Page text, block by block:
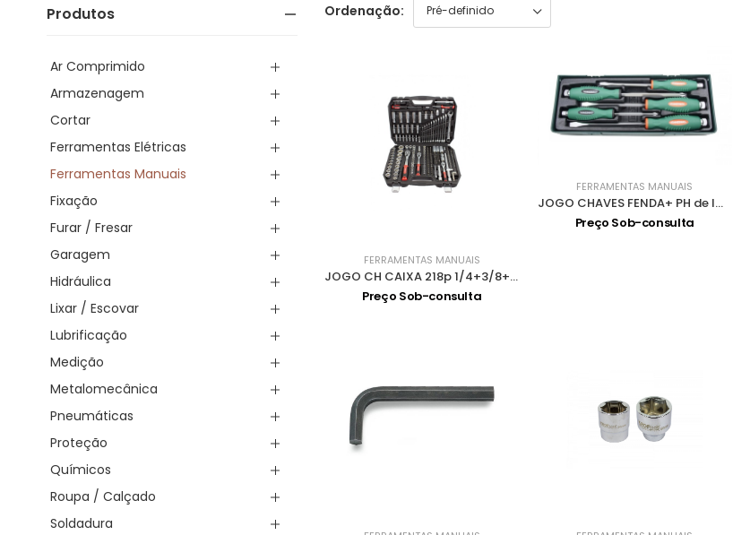
Produtos
Ar Comprimido
Armazenagem
Cortar
Ferramentas Elétricas
Ferramentas Manuais
Fixação
Furar / Fresar
Garagem
Hidráulica
Lixar / Escovar
Lubrificação
Medição
Metalomecânica
Pneumáticas
Proteção
Químicos
Roupa / Calçado
Soldadura
Ordenação:
FERRAMENTAS MANUAIS
JOGO CH CAIXA 218p 1/4+3/8+1/2 2218
Preço Sob-consulta
FERRAMENTAS MANUAIS
JOGO CHAVES FENDA+ PH de IMPACTO D70105SP
Preço Sob-consulta